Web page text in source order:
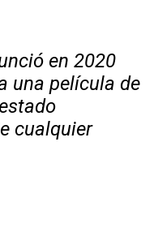
en 2020
una película de
cualquier